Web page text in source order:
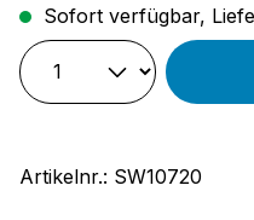
Sofort verfügbar,
Artikelnr.: SW10720